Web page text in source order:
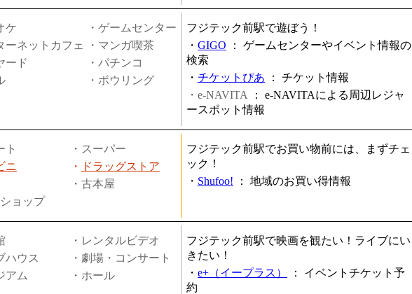
ケ
・ゲームセンター
ーネットカフェ
・マンガ喫茶
ード
・パチンコ
・ボウリング
フジテック前駅で遊ぼう！
・ GIGO ： ゲームセンターやイベント情報の
検索
・ チケットぴあ ： チケット情報
・e-NAVITA
： e-NAVITAによる周辺レジャ
ースポット情報
ト
・スーパー
ニ ・
ドラッグストア
・古本屋
ショップ
フジテック前駅でお買い物前には、まずチェ
ック！
・ Shufoo! ： 地域のお買い得情報
・レンタルビデオ
ハウス
・劇場・コンサート
アム
・ホール
フジテック前駅で映画を観たい！ライブにい
きたい！
・ e+（イープラス） ： イベントチケット予
約